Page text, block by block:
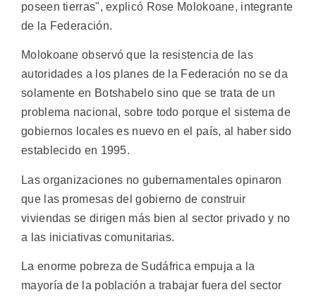
poseen tierras", explicó Rose Molokoane, integrante
de la Federación.
Molokoane observó que la resistencia de las
autoridades a los planes de la Federación no se da
solamente en Botshabelo sino que se trata de un
problema nacional, sobre todo porque el sistema de
gobiernos locales es nuevo en el país, al haber sido
establecido en 1995.
Las organizaciones no gubernamentales opinaron
que las promesas del gobierno de construir
viviendas se dirigen más bien al sector privado y no
a las iniciativas comunitarias.
La enorme pobreza de Sudáfrica empuja a la
mayoría de la población a trabajar fuera del sector